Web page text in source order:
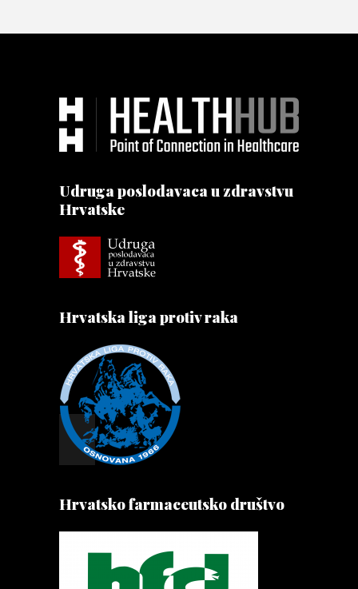
Udruga poslodavaca u zdravstvu
Hrvatske
Hrvatska liga protiv raka
Hrvatsko farmaceutsko društvo